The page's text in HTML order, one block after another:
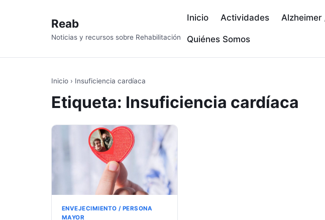
Reab
Noticias y recursos sobre Rehabilitación
Inicio Actividades Alzheimer
Quiénes Somos
Inicio › Insuficiencia cardíaca
Etiqueta: Insuficiencia cardíaca
ENVEJECIMIENTO / PERSONA
MAYOR